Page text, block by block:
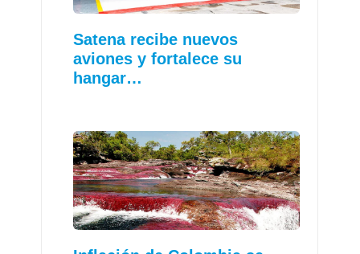
Satena recibe nuevos
aviones y fortalece su
hangar…